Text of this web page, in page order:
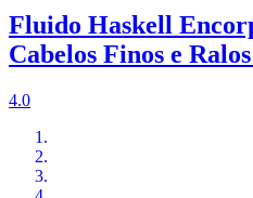
Fluido Haskell
Cabelos Finos e
4.0